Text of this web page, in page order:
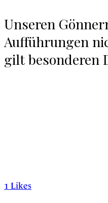
Unseren
Aufführungen
gilt besonderen
1 Likes